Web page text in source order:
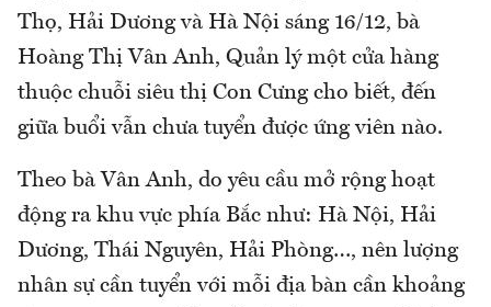
Thọ, Hải Dương và Hà Nội sáng 16/12, bà
Hoàng Thị Vân Anh, Quản lý một cửa hàng
thuộc chuỗi siêu thị Con Cưng cho biết, đến
giữa buổi vẫn chưa tuyển được ứng viên nào.
Theo bà Vân Anh, do yêu cầu mở rộng hoạt
động ra khu vực phía Bắc như: Hà Nội, Hải
Dương, Thái Nguyên, Hải Phòng…, nên lượng
nhân sự cần tuyển với mỗi địa bàn cần khoảng